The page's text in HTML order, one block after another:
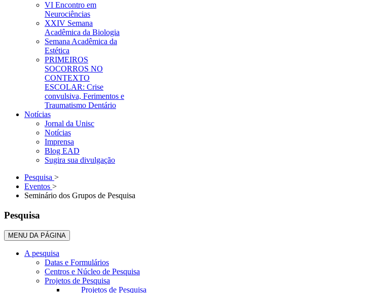
VI Encontro em
Neurociências
XXIV Semana
Acadêmica da Biologia
Semana Acadêmica da
Estética
PRIMEIROS
SOCORROS NO
CONTEXTO
ESCOLAR: Crise
convulsiva, Ferimentos e
Traumatismo Dentário
Notícias
Jornal da Unisc
Notícias
Imprensa
Blog EAD
Sugira sua divulgação
Pesquisa >
Eventos >
Seminário dos Grupos de Pesquisa
Pesquisa
MENU DA PÁGINA
A pesquisa
Datas e Formulários
Centros e Núcleo de Pesquisa
Projetos de Pesquisa
Projetos de Pesquisa